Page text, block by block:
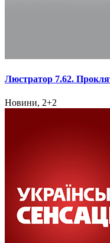
Люстратор 7.62.
Новини, 2+2